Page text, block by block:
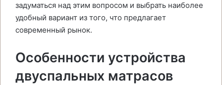
задуматься над этим вопросом и выбрать наиболее
удобный вариант из того, что предлагает
современный рынок.
Особенности устройства
двуспальных матрасов